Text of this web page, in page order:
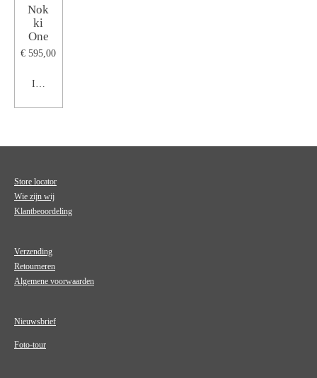
Nok
ki
One
€ 595,00
In winkelwagen
Store locator
Wie zijn wij
Klantbeoordeling
Verzending
Retourneren
Algemene voorwaarden
Nieuwsbrief
Foto-tour